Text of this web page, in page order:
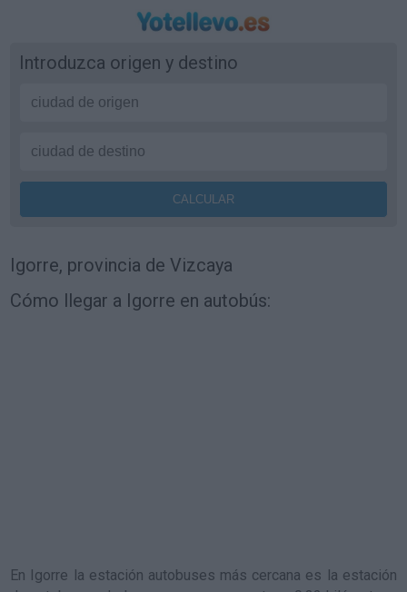
Introduzca origen y destino
Igorre, provincia de Vizcaya
Cómo llegar a Igorre en autobús:
En Igorre la estación autobuses más cercana es la estación